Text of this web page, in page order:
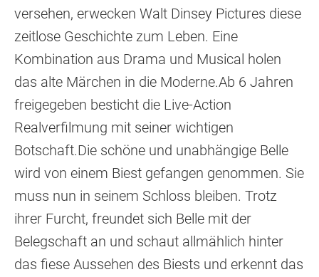
versehen, erwecken Walt Dinsey Pictures diese
zeitlose Geschichte zum Leben. Eine
Kombination aus Drama und Musical holen
das alte Märchen in die Moderne.Ab 6 Jahren
freigegeben besticht die Live-Action
Realverfilmung mit seiner wichtigen
Botschaft.Die schöne und unabhängige Belle
wird von einem Biest gefangen genommen. Sie
muss nun in seinem Schloss bleiben. Trotz
ihrer Furcht, freundet sich Belle mit der
Belegschaft an und schaut allmählich hinter
das fiese Aussehen des Biests und erkennt das